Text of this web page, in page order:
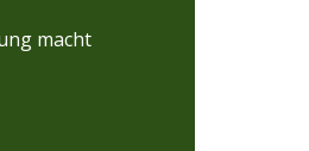
macht